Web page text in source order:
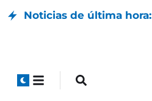
Noticias de última hora: